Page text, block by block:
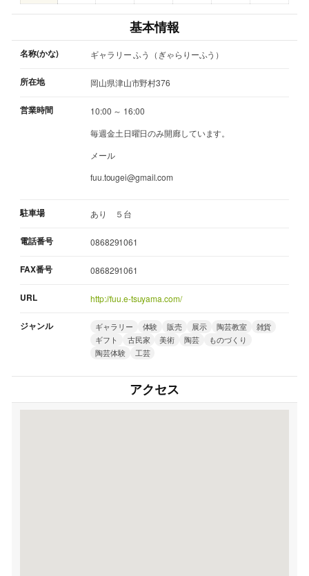
基本情報
名称(かな) ギャラリー ふう（ぎゃらりーふう）
所在地 岡山県津山市野村376
営業時間
10:00 ～ 16:00
毎週金土日曜日のみ開廊しています。
メール
fuu.tougei@gmail.com
駐車場 あり ５台
電話番号 0868291061
FAX番号 0868291061
URL http://fuu.e-tsuyama.com/
ジャンル ギャラリー 体験 販売 展示 陶芸教室
雑貨
ギフト
古民家 美術 陶芸
ものづくり
陶芸体験
工芸
アクセス